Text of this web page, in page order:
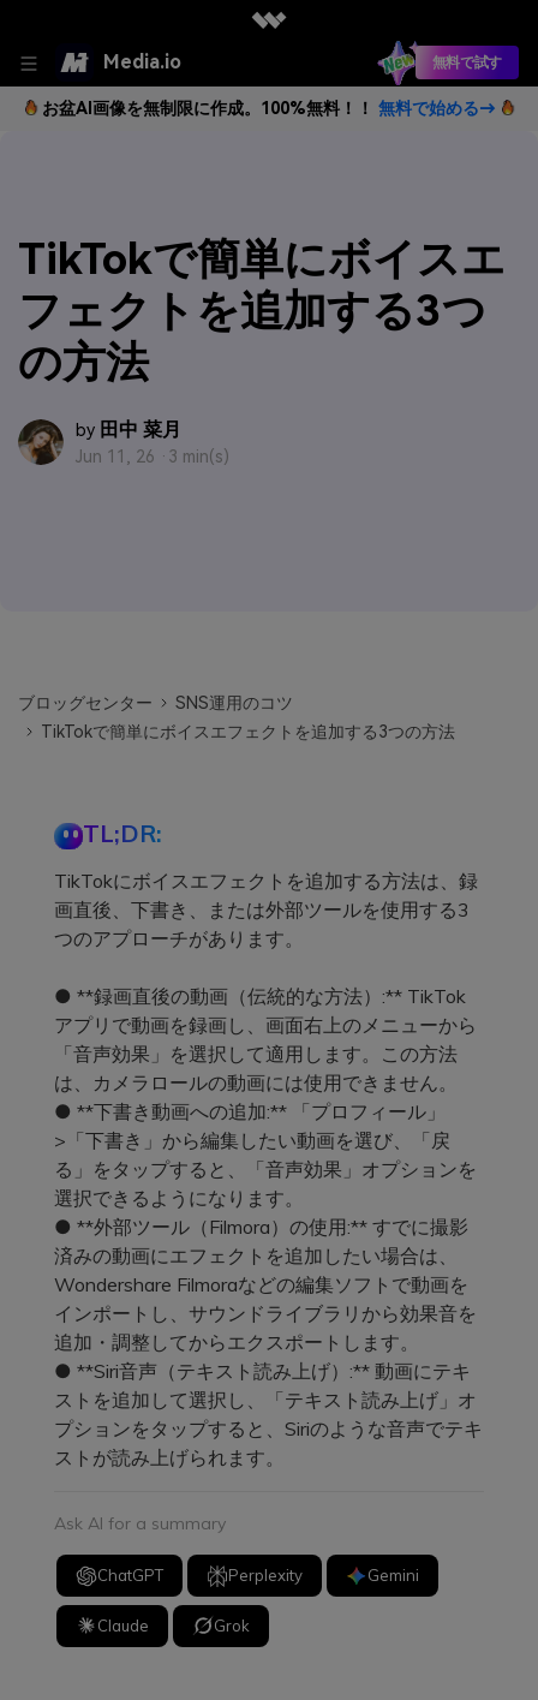
Media.io 無料で試す
お盆AI画像を無制限に作成。100%無料！！ 無料で始める→
TikTokで簡単にボイスエ
フェクトを追加する3つ
の方法
by 田中 菜月
Jun 11, 26 · 3 min(s)
ブロッグセンター
SNS運用のコツ
TikTokで簡単にボイスエフェクトを追加する3つの方法
TL;DR:
TikTokにボイスエフェクトを追加する方法は、録
画直後、下書き、または外部ツールを使用する3
つのアプローチがあります。
● **録画直後の動画（伝統的な方法）:** TikTok
アプリで動画を録画し、画面右上のメニューから
「音声効果」を選択して適用します。この方法
は、カメラロールの動画には使用できません。
● **下書き動画への追加:** 「プロフィール」
>「下書き」から編集したい動画を選び、「戻
る」をタップすると、「音声効果」オプションを
選択できるようになります。
● **外部ツール（Filmora）の使用:** すでに撮影
済みの動画にエフェクトを追加したい場合は、
Wondershare Filmoraなどの編集ソフトで動画を
インポートし、サウンドライブラリから効果音を
追加・調整してからエクスポートします。
● **Siri音声（テキスト読み上げ）:** 動画にテキ
ストを追加して選択し、「テキスト読み上げ」オ
プションをタップすると、Siriのような音声でテキ
ストが読み上げられます。
Ask AI for a summary
ChatGPT Perplexity Gemini
Claude Grok